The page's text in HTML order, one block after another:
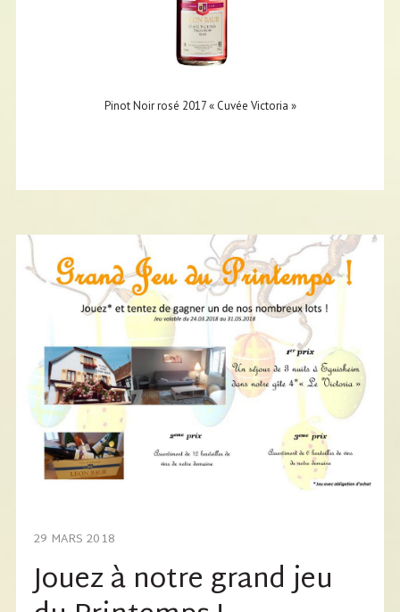
Pinot Noir rosé 2017 « Cuvée Victoria »
29 MARS 2018
Jouez à notre grand jeu